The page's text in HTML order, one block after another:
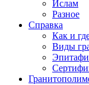
Ислам
Разное
Справка
Как и
Виды